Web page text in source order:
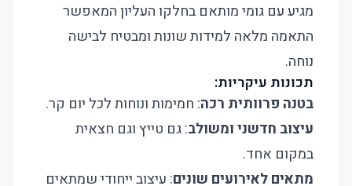
מגיע עם גומי מותאם בחלקו העליון המאפשר
התאמה מלאה למידות שונות ומבטיח לבישה
נוחה.
תכונות עיקריות:
בטנה פרוותית רכה: חמימות ונוחות לכל יום קר.
עיצוב חדשני ומשולב: גם טייץ וגם חצאית
במקום אחד.
מתאים לאירועים שונים: עיצוב ייחודי שמתאים